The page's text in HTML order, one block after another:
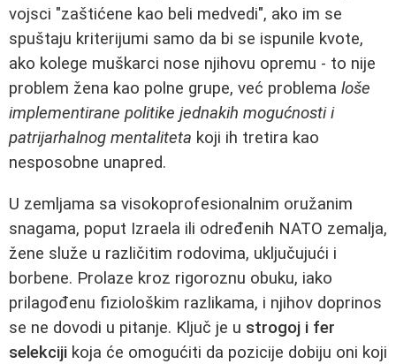
vojsci "zaštićene kao beli medvedi", ako im se
spuštaju kriterijumi samo da bi se ispunile kvote,
ako kolege muškarci nose njihovu opremu - to nije
problem žena kao polne grupe, već problema loše
implementirane politike jednakih mogućnosti i
patrijarhalnog mentaliteta koji ih tretira kao
nesposobne unapred.
U zemljama sa visokoprofesionalnim oružanim
snagama, poput Izraela ili određenih NATO zemalja,
žene služe u različitim rodovima, uključujući i
borbenе. Prolaze kroz rigoroznu obuku, iako
prilagođenu fiziološkim razlikama, i njihov doprinos
se ne dovodi u pitanje. Ključ je u strogoj i fer
selekciji koja će omogućiti da pozicije dobiju oni koji